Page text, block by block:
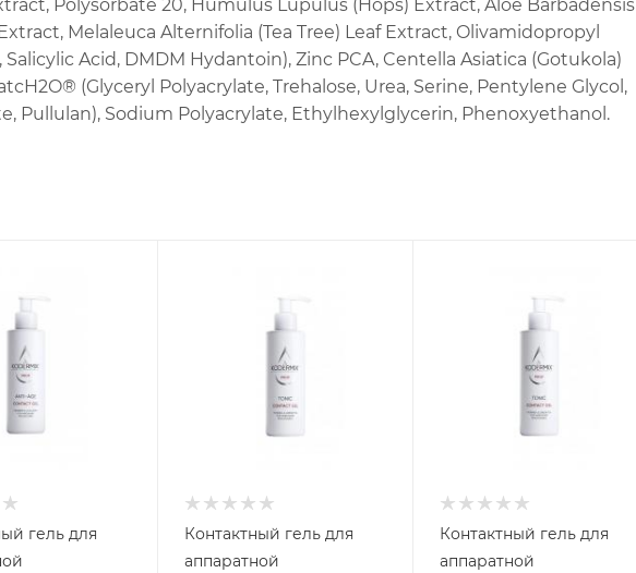
Polysorbate 20, Humulus Lupulus (Hops) Extract, Aloe Barbadensis
Melaleuca Alternifolia (Tea Tree) Leaf Extract, Olivamidopropyl
Acid, DMDM Hydantoin), Zinc PCA, Centella Asiatica (Gotukola)
(Glyceryl Polyacrylate, Trehalose, Urea, Serine, Pentylene Glycol,
Pullulan), Sodium Polyacrylate, Ethylhexylglycerin, Phenoxyethanol.
гель для
Контактный гель для
аппаратной
Контактный гель для
аппаратной